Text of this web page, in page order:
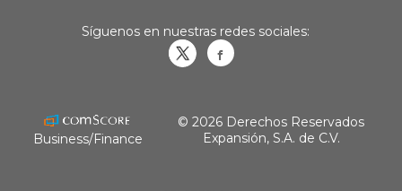
Síguenos en nuestras redes sociales:
Business/Finance
© 2026 Derechos Reservados
Expansión, S.A. de C.V.